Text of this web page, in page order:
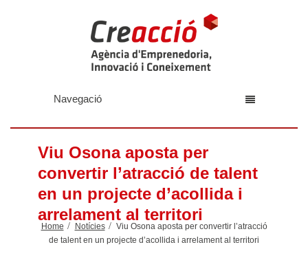
Navegació
Viu Osona aposta per
convertir l’atracció de talent
en un projecte d’acollida i
arrelament al territori
Home Notícies
Viu Osona aposta per convertir l’atracció
de talent en un projecte d’acollida i arrelament al territori